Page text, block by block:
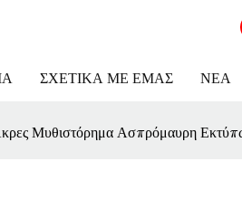
ΣΧΕΤΙΚΆ ΜΕ ΕΜΆΣ ΝΈΑ
Μυθιστόρημα Ασπρόμαυρη